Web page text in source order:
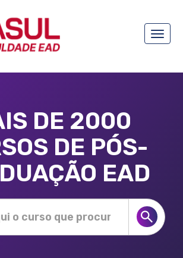
Toggle
DE 2000
DE PÓS-
EAD